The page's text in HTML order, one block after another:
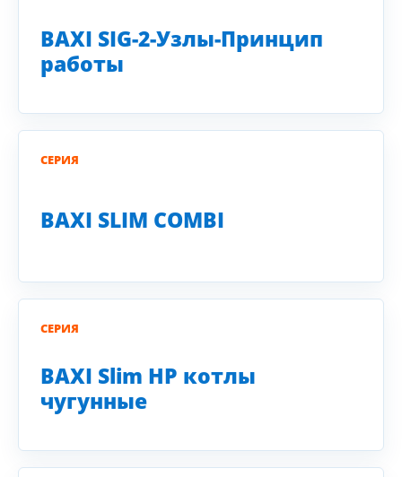
BAXI SIG-2-Узлы-Принцип
работы
СЕРИЯ
BAXI SLIM COMBI
СЕРИЯ
BAXI Slim HP котлы
чугунные